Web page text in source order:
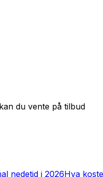
du vente på tilbud
nedetid i 2026Hva